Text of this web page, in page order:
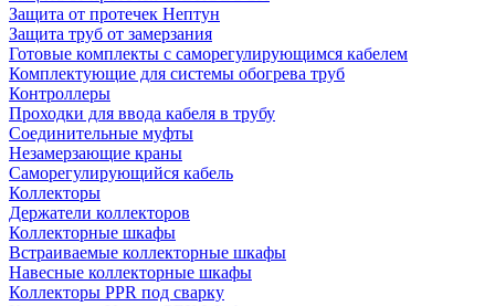
Защита от протечек Нептун
Защита труб от замерзания
Готовые комплекты с саморегулирующимся кабелем
Комплектующие для системы обогрева труб
Контроллеры
Проходки для ввода кабеля в трубу
Соединительные муфты
Незамерзающие краны
Саморегулирующийся кабель
Коллекторы
Держатели коллекторов
Коллекторные шкафы
Встраиваемые коллекторные шкафы
Навесные коллекторные шкафы
Коллекторы PPR под сварку